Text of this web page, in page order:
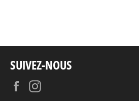
SUIVEZ-NOUS
Facebook